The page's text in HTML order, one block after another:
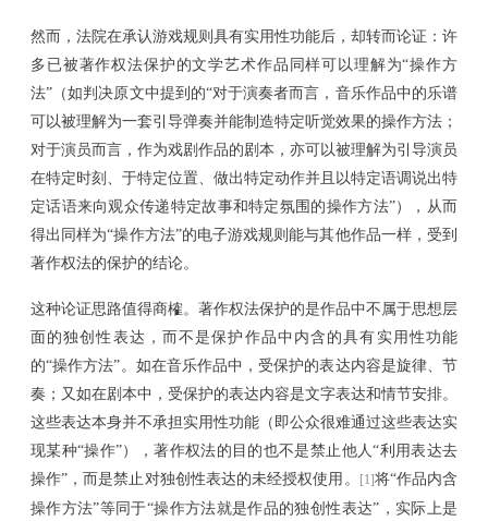
然而，法院在承认游戏规则具有实用性功能后，却转而论证：许
多已被著作权法保护的文学艺术作品同样可以理解为“操作方
法”（如判决原文中提到的“对于演奏者而言，音乐作品中的乐谱
可以被理解为一套引导弹奏并能制造特定听觉效果的操作方法；
对于演员而言，作为戏剧作品的剧本，亦可以被理解为引导演员
在特定时刻、于特定位置、做出特定动作并且以特定语调说出特
定话语来向观众传递特定故事和特定氛围的操作方法”），从而
得出同样为“操作方法”的电子游戏规则能与其他作品一样，受到
著作权法的保护的结论。
这种论证思路值得商榷。著作权法保护的是作品中不属于思想层
面的独创性表达，而不是保护作品中内含的具有实用性功能
的“操作方法”。如在音乐作品中，受保护的表达内容是旋律、节
奏；又如在剧本中，受保护的表达内容是文字表达和情节安排。
这些表达本身并不承担实用性功能（即公众很难通过这些表达实
现某种“操作”），著作权法的目的也不是禁止他人“利用表达去
操作”，而是禁止对独创性表达的未经授权使用。
[1]将“作品内含
操作方法”等同于“操作方法就是作品的独创性表达”，实际上是